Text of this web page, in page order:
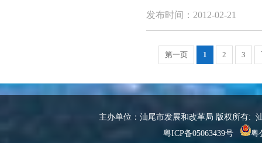
发布时间：2012-02-21
第一页 1 2 3
主办单位：汕尾市发展和改革局 版权所有:
粤ICP备05063439号
粤